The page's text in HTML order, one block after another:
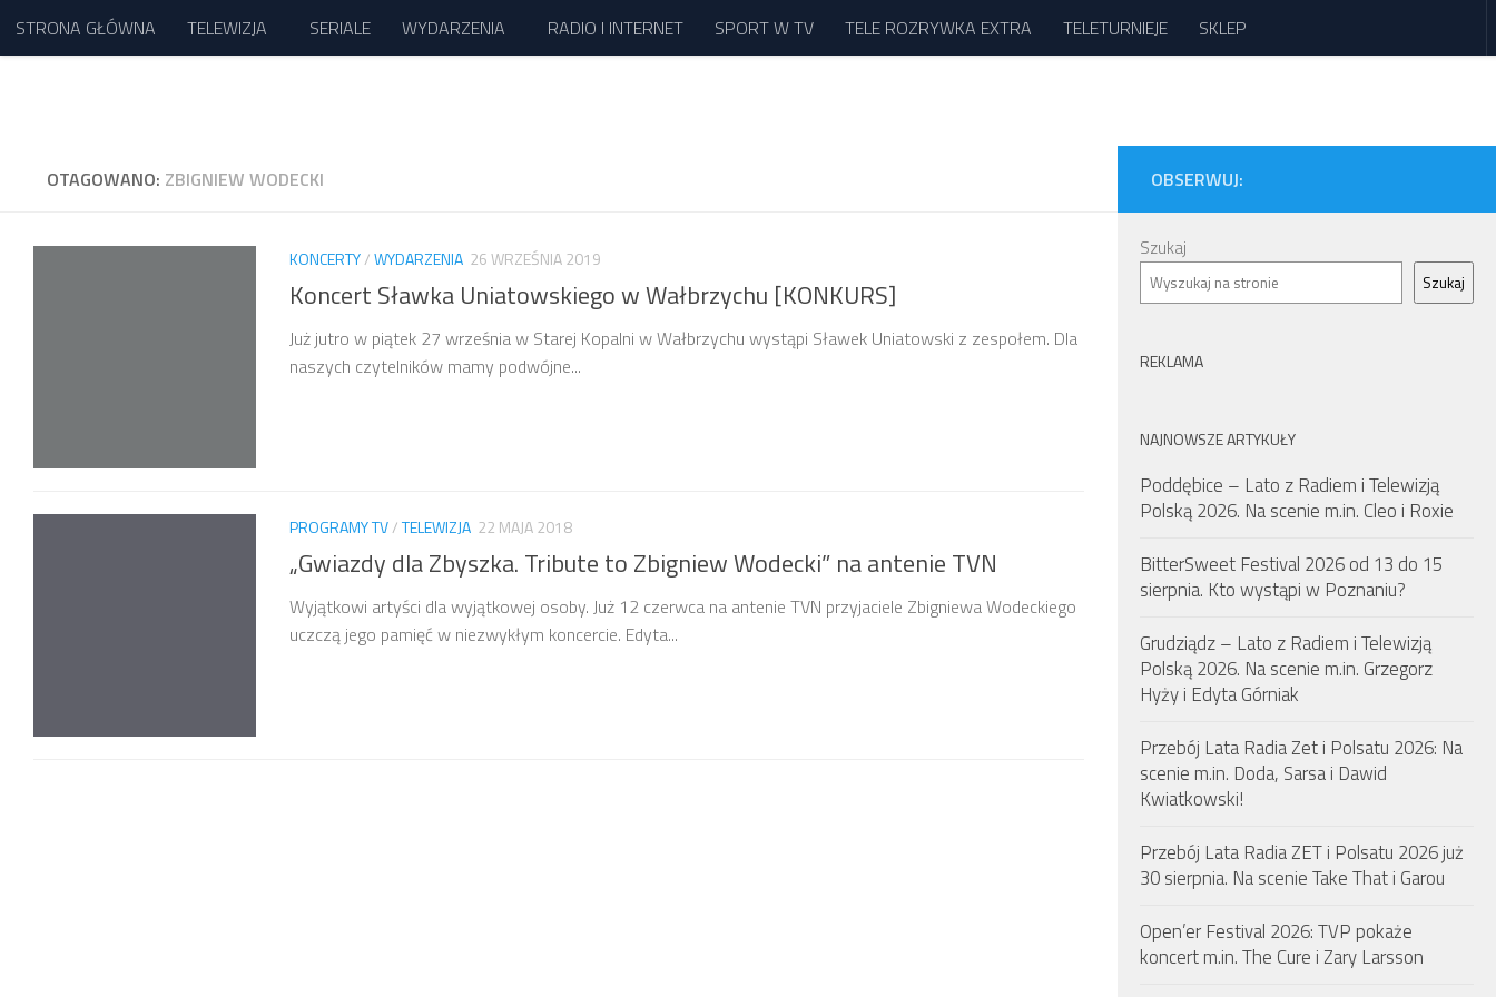
Przejdź do treści
STRONA GŁÓWNA TELEWIZJA SERIALE WYDARZENIA RADIO I INTERNET SPORT W TV TELE ROZRYWKA EXTRA TELETURNIEJE SKLEP
OTAGOWANO: ZBIGNIEW WODECKI
KONCERTY/WYDARZENIA 26 WRZEŚNIA 2019
Koncert Sławka Uniatowskiego w Wałbrzychu [KONKURS]
Już jutro w piątek 27 września w Starej Kopalni w Wałbrzychu wystąpi Sławek Uniatowski z zespołem. Dla
naszych czytelników mamy podwójne...
PROGRAMY TV/TELEWIZJA 22 MAJA 2018
„Gwiazdy dla Zbyszka. Tribute to Zbigniew Wodecki” na antenie TVN
Wyjątkowi artyści dla wyjątkowej osoby. Już 12 czerwca na antenie TVN przyjaciele Zbigniewa Wodeckiego
uczczą jego pamięć w niezwykłym koncercie. Edyta...
OBSERWUJ:
Szukaj
Szukaj
REKLAMA
NAJNOWSZE ARTYKUŁY
Poddębice – Lato z Radiem i Telewizją
Polską 2026. Na scenie m.in. Cleo i Roxie
BitterSweet Festival 2026 od 13 do 15
sierpnia. Kto wystąpi w Poznaniu?
Grudziądz – Lato z Radiem i Telewizją
Polską 2026. Na scenie m.in. Grzegorz
Hyży i Edyta Górniak
Przebój Lata Radia Zet i Polsatu 2026: Na
scenie m.in. Doda, Sarsa i Dawid
Kwiatkowski!
Przebój Lata Radia ZET i Polsatu 2026 już
30 sierpnia. Na scenie Take That i Garou
Open’er Festival 2026: TVP pokaże
koncert m.in. The Cure i Zary Larsson